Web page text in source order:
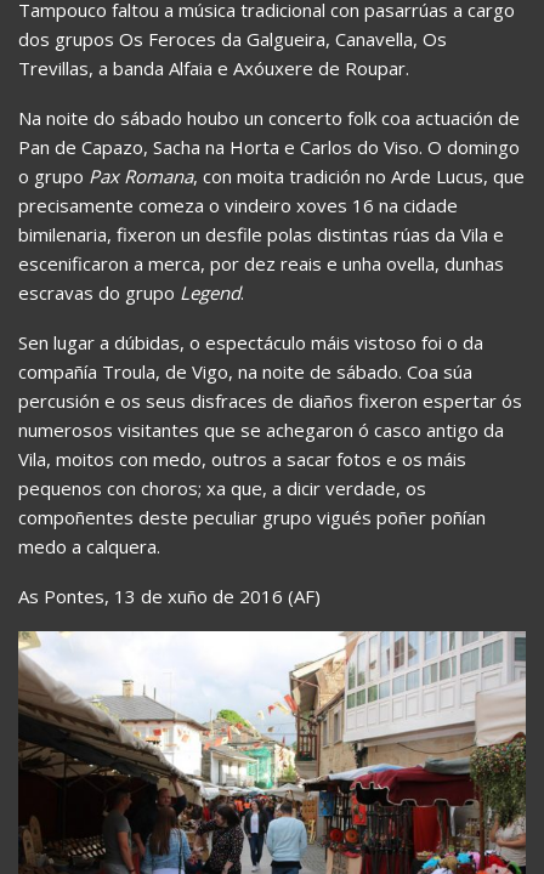
Tampouco faltou a música tradicional con pasarrúas a cargo
dos grupos Os Feroces da Galgueira, Canavella, Os
Trevillas, a banda Alfaia e Axóuxere de Roupar.
Na noite do sábado houbo un concerto folk coa actuación de
Pan de Capazo, Sacha na Horta e Carlos do Viso. O domingo
o grupo Pax Romana, con moita tradición no Arde Lucus, que
precisamente comeza o vindeiro xoves 16 na cidade
bimilenaria, fixeron un desfile polas distintas rúas da Vila e
escenificaron a merca, por dez reais e unha ovella, dunhas
escravas do grupo Legend.
Sen lugar a dúbidas, o espectáculo máis vistoso foi o da
compañía Troula, de Vigo, na noite de sábado. Coa súa
percusión e os seus disfraces de diaños fixeron espertar ós
numerosos visitantes que se achegaron ó casco antigo da
Vila, moitos con medo, outros a sacar fotos e os máis
pequenos con choros; xa que, a dicir verdade, os
compoñentes deste peculiar grupo vigués poñer poñían
medo a calquera.
As Pontes, 13 de xuño de 2016 (AF)